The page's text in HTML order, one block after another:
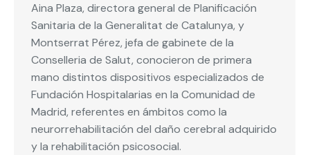
Aina Plaza, directora general de Planificación
Sanitaria de la Generalitat de Catalunya, y
Montserrat Pérez, jefa de gabinete de la
Conselleria de Salut, conocieron de primera
mano distintos dispositivos especializados de
Fundación Hospitalarias en la Comunidad de
Madrid, referentes en ámbitos como la
neurorrehabilitación del daño cerebral adquirido
y la rehabilitación psicosocial.